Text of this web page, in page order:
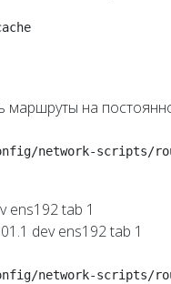
маршруты на
network-scripts/
ens192 tab 1
dev ens192 tab 1
network-scripts/